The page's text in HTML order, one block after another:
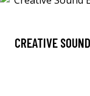
CREATIVE